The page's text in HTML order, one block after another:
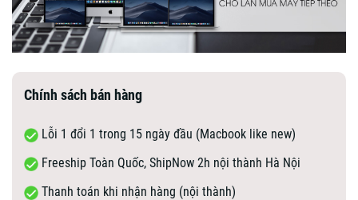
Chính sách bán hàng
Lỗi 1 đổi 1 trong 15 ngày đầu (Macbook like new)
Freeship Toàn Quốc, ShipNow 2h nội thành Hà Nội
Thanh toán khi nhận hàng (nội thành)